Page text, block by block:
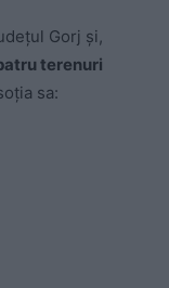
Gorj și,
terenuri
sa: